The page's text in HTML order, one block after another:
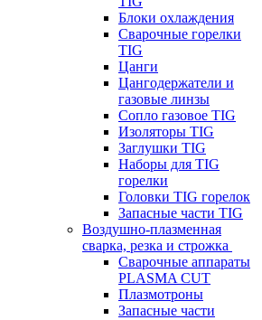
Блоки охлаждения
Сварочные горелки
TIG
Цанги
Цангодержатели и
газовые линзы
Сопло газовое TIG
Изоляторы TIG
Заглушки TIG
Наборы для TIG
горелки
Головки TIG горелок
Запасные части TIG
Воздушно-плазменная
сварка, резка и строжка
Сварочные аппараты
PLASMA CUT
Плазмотроны
Запасные части